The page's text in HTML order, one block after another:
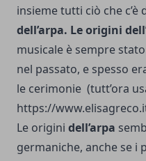
insieme tutti ciò che c’è
dell’arpa. Le origini
musicale è sempre
nel passato, e spesso
le cerimonie (tutt’ora
https://
Le origini dell’arpa
germaniche, anche se i